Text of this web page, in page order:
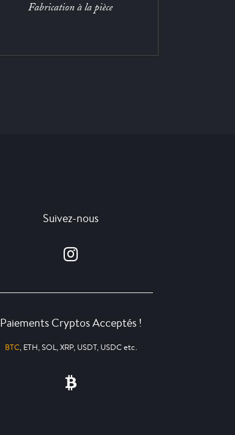
Fabrication à la pièce
Suivez-nous
Paiements Cryptos Acceptés !
BTC, ETH, SOL, XRP, USDT, USDC etc.